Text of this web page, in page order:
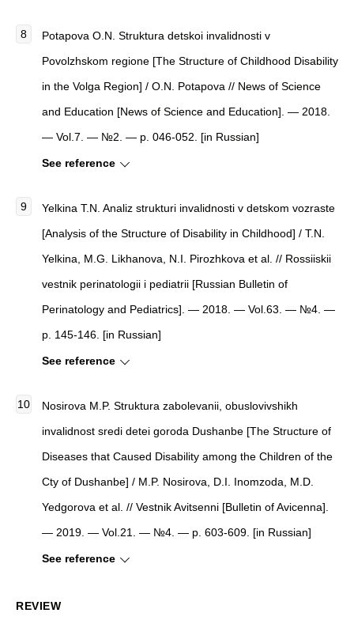
Potapova O.N. Struktura detskoi invalidnosti v
Povolzhskom regione [The Structure of Childhood Disability
in the Volga Region] / O.N. Potapova // News of Science
and Education [News of Science and Education]. — 2018.
— Vol.7. — №2. — p. 046-052. [in Russian]
See reference
Yelkina T.N. Analiz strukturi invalidnosti v detskom vozraste
[Analysis of the Structure of Disability in Childhood] / T.N.
Yelkina, M.G. Likhanova, N.I. Pirozhkova et al. // Rossiiskii
vestnik perinatologii i pediatrii [Russian Bulletin of
Perinatology and Pediatrics]. — 2018. — Vol.63. — №4. —
p. 145-146. [in Russian]
See reference
Nosirova M.P. Struktura zabolevanii, obuslovivshikh
invalidnost sredi detei goroda Dushanbe [The Structure of
Diseases that Caused Disability among the Children of the
Cty of Dushanbe] / M.P. Nosirova, D.I. Inomzoda, M.D.
Yedgorova et al. // Vestnik Avitsenni [Bulletin of Avicenna].
— 2019. — Vol.21. — №4. — p. 603-609. [in Russian]
See reference
REVIEW